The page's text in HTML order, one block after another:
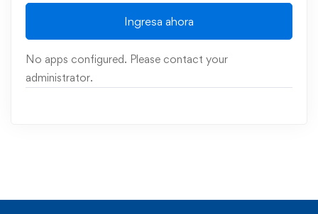
Ingresa ahora
No apps configured. Please contact your
administrator.